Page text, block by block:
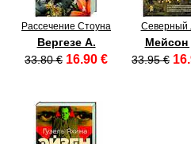
Рассечение Стоуна
Вергезе А.
33.80 € 16.90 €
Северный
Мейсон
33.95 €